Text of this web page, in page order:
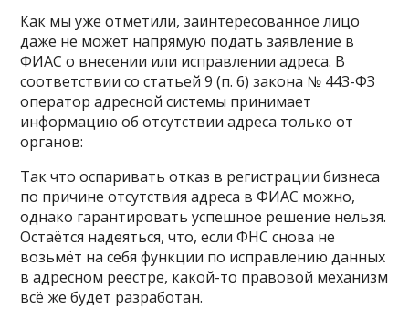
Как мы уже отметили, заинтересованное лицо
даже не может напрямую подать заявление в
ФИАС о внесении или исправлении адреса. В
соответствии со статьей 9 (п. 6) закона № 443-ФЗ
оператор адресной системы принимает
информацию об отсутствии адреса только от
органов:
Так что оспаривать отказ в регистрации бизнеса
по причине отсутствия адреса в ФИАС можно,
однако гарантировать успешное решение нельзя.
Остаётся надеяться, что, если ФНС снова не
возьмёт на себя функции по исправлению данных
в адресном реестре, какой-то правовой механизм
всё же будет разработан.